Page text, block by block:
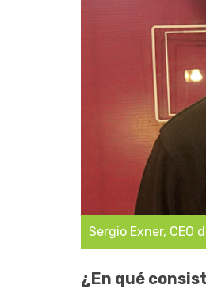
Sergio Exner, CEO
¿En qué